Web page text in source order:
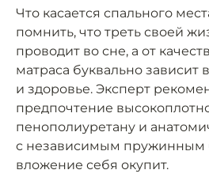
Что касается спального
помнить, что треть своей
проводит во сне, а от
матраса буквально зависит
и здоровье. Эксперт
предпочтение
пенополиуретану и
с независимым пружинным
вложение себя окупит.